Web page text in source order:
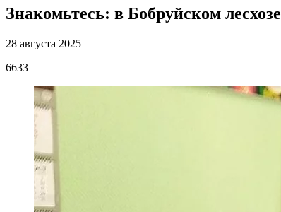
Знакомьтесь: в Бобруйском
28 августа 2025
6633